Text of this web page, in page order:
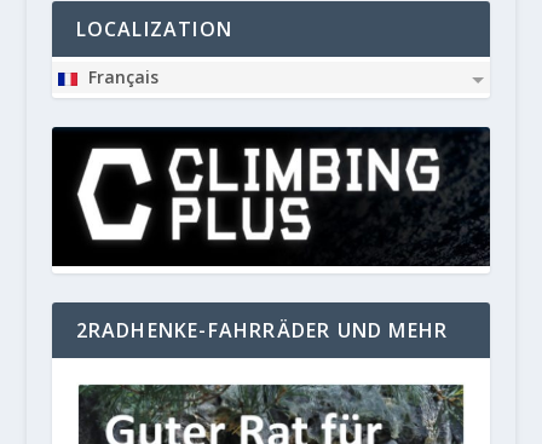
LOCALIZATION
Français
2RADHENKE-FAHRRÄDER UND MEHR